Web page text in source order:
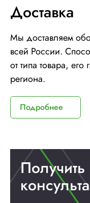
Доставка
Мы доставляем
всей России.
от типа товара,
региона.
Подробнее
Получить